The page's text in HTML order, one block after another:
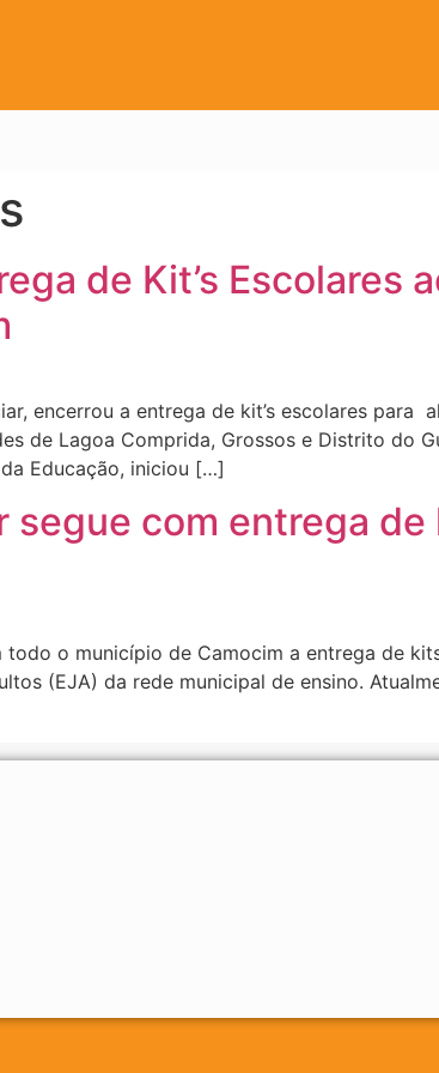
de Kit’s Escolares
encerrou a entrega de kit’s escolares
de Lagoa Comprida, Grossos e Distrito do
Educação, iniciou […]
segue com entrega
o município de Camocim a entrega de
(EJA) da rede municipal de ensino.